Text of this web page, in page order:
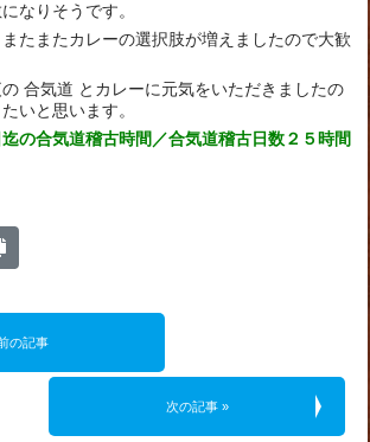
なりそうです。
たまたカレーの選択肢が増えましたので大歓
合気道 とカレーに元気をいただきましたの
いと思います。
の合気道稽古時間／合気道稽古日数２５時間
の記事
次の記事 »